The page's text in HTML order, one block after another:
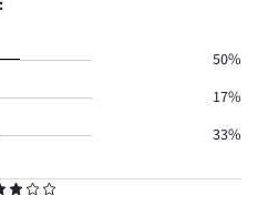
50%
17%
33%